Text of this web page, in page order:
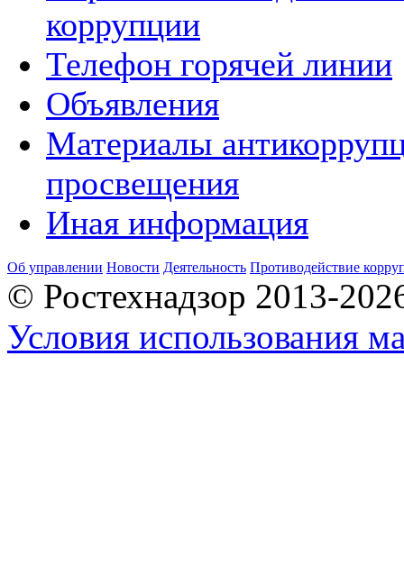
коррупции
Телефон горячей линии
Объявления
Материалы
просвещения
Иная информация
Об управлении Новости Деятельность Противодействие
© Ростехнадзор 2013-
Условия использования